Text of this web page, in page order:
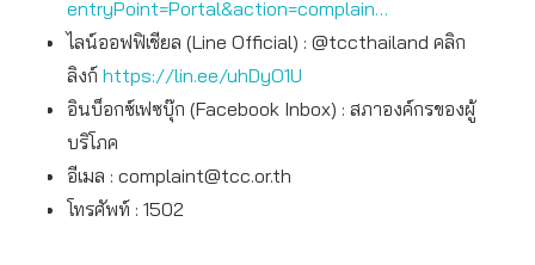
entryPoint=Portal&action=complain…
ไลน์ออฟฟิเชียล (Line Official) : @tccthailand คลิก
ลิงก์ https://lin.ee/uhDyO1U
อินบ็อกซ์เฟซบุ๊ก (Facebook Inbox) : สภาองค์กรของผู้
บริโภค
อีเมล : complaint@tcc.or.th
โทรศัพท์ : 1502